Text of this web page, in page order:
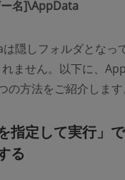
名]\AppData
隠しフォルダとなっ
ません。以下に、
の方法をご紹介します
指定して実行」
る